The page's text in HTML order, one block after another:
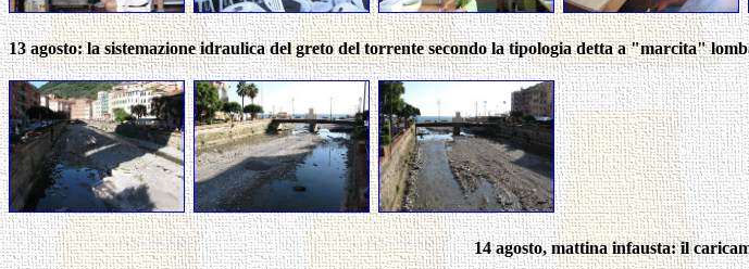
13 agosto: la sistemazione idraulica del greto del torrente secondo la tipologia detta a "marcita"
14 agosto, mattina infausta: il